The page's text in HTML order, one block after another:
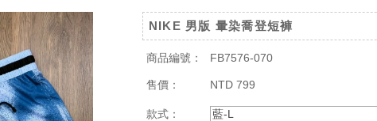
★ ★ Facebook ★ ★ Facebook Group ★
NIKE 男版 暈染喬登短褲
商品編號： FB7576-070
售價： NTD 799
款式： 藍-L